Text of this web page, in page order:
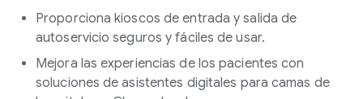
Proporciona kioscos de entrada y salida de
autoservicio seguros y fáciles de usar.
Mejora las experiencias de los pacientes con
soluciones de asistentes digitales para camas de